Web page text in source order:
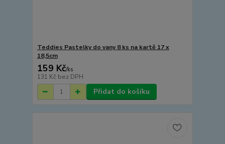
Teddies Pastelky do vany 8 ks na kartě 17 x
18,5cm
159 Kč/ks
131 Kč bez DPH
Přidat do košíku